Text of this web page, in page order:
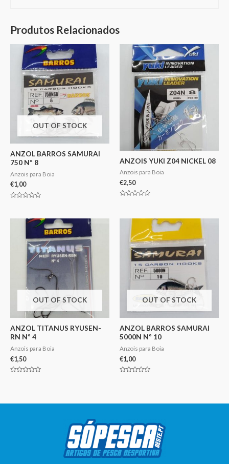
Produtos Relacionados
OUT OF STOCK
ANZOL BARROS SAMURAI
750 Nº 8
Anzois para Boia
€1,00
5
ANZOIS YUKI Z04 NICKEL 08
Anzois para Boia
€2,50
5
OUT OF STOCK
ANZOL TITANUS RYUSEN-
RN Nº 4
Anzois para Boia
€1,50
OUT OF STOCK
ANZOL BARROS SAMURAI
5000N Nº 10
Anzois para Boia
€1,00